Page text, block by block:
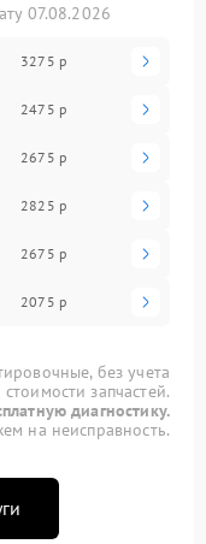
07.08.2026
3275 р
2475 р
2675 р
2825 р
2675 р
2075 р
без учета
стоимости запчастей.
диагностику.
на неисправность.